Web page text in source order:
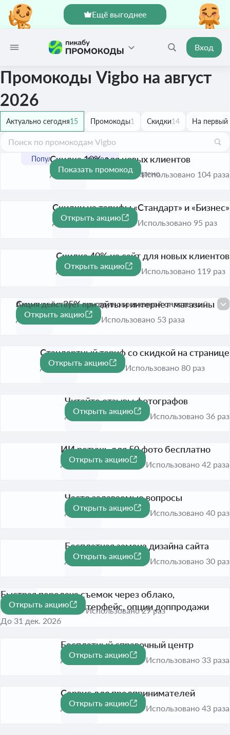
Ещё выгоднее
Вход
Промокоды Vigbo на август
2026
Актуально сегодня15 Промокоды1 Скидки14 На первый
-10%
Скидка 10% для новых клиентов
До 31 дек. 2026 Проверено
Показать промокод
Использовано 104 раза
-10%
Скидки на тарифы «Стандарт» и «Бизнес»
До 31 дек. 2026
Открыть акцию
Использовано 95 раз
-40%
Скидка 40% на сайт для новых клиентов
До 31 дек. 2026
Открыть акцию
Использовано 119 раз
-35%
Скидки до 35% на сайты и интернет-магазины
До 31 дек. 2026
Акция действует при единовременной оплате на 2 года.
Открыть акцию
Использовано 53 раза
Стандартный тариф со скидкой на странице
До 31 дек. 2026
Открыть акцию
Использовано 80 раз
Читайте отзывы фотографов
До 31 дек. 2026
Открыть акцию
Использовано 36 раз
ИИ ретушь для 50 фото бесплатно
До 31 дек. 2026
Открыть акцию
Использовано 42 раза
Часто задаваемые вопросы
До 31 дек. 2026
Открыть акцию
Использовано 40 раз
Бесплатная замена дизайна сайта
До 31 дек. 2026
Открыть акцию
Использовано 30 раз
Быстрая передача съемок через облако,
брендированный интерфейс, опции доппродажи
До 31 дек. 2026
Открыть акцию
Использовано 29 раз
Бесплатный справочный центр
До 31 дек. 2026
Открыть акцию
Использовано 33 раза
Сервис для предпринимателей
До 31 дек. 2026
Открыть акцию
Использовано 43 раза